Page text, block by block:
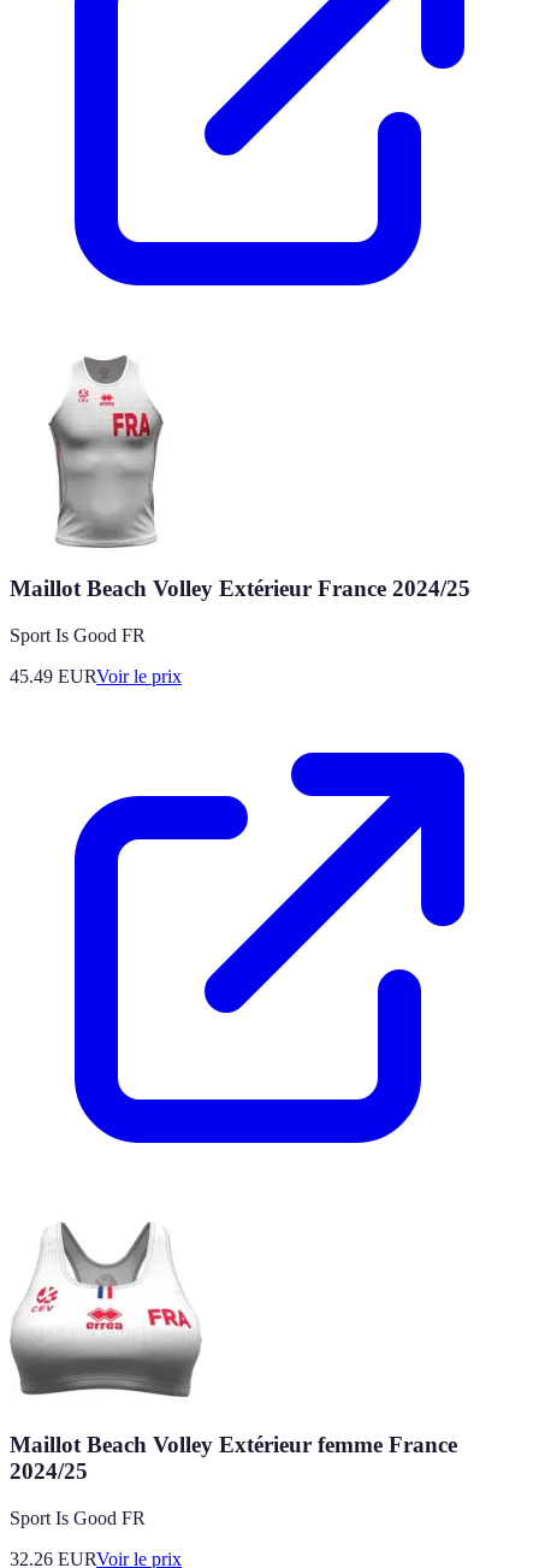
Maillot Beach Volley Extérieur France 2024/25
Sport Is Good FR
45.49 EURVoir le prix
Maillot Beach Volley Extérieur femme France
2024/25
Sport Is Good FR
32.26 EURVoir le prix